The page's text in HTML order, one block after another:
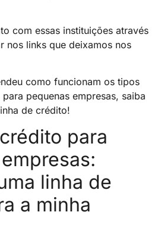
com essas instituições através
nos links que deixamos nos
como funcionam os tipos
pequenas empresas, saiba
de crédito!
para
linha de
a minha